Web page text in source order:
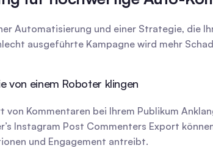
Automatisierung und einer Strategie, die
ausgeführte Kampagne wird mehr
von einem Roboter klingen
von Kommentaren bei Ihrem Publikum
Instagram Post Commenters Export
und Engagement antreibt.